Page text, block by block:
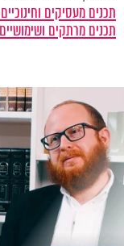
תכנים מעסיקים
תכנים מרתקים